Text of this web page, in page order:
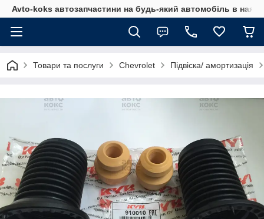
Avto-koks автозапчастини на будь-який автомобіль в
Товари та послуги Chevrolet Підвіска/ амортизація